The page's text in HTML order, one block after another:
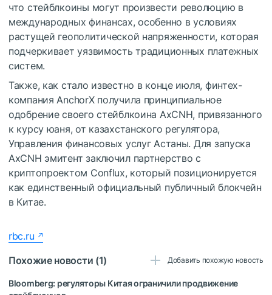
что стейблкоины могут произвести революцию в
международных финансах, особенно в условиях
растущей геополитической напряженности, которая
подчеркивает уязвимость традиционных платежных
систем.
Также, как стало известно в конце июля, финтех-
компания AnchorX получила принципиальное
одобрение своего стейблкоина AxCNH, привязанного
к курсу юаня, от казахстанского регулятора,
Управления финансовых услуг Астаны. Для запуска
AxCNH эмитент заключил партнерство с
криптопроектом Conflux, который позиционируется
как единственный официальный публичный блокчейн
в Китае.
rbc.ru
Похожие новости (1)
Добавить похожую новость
Bloomberg: регуляторы Китая ограничили продвижение